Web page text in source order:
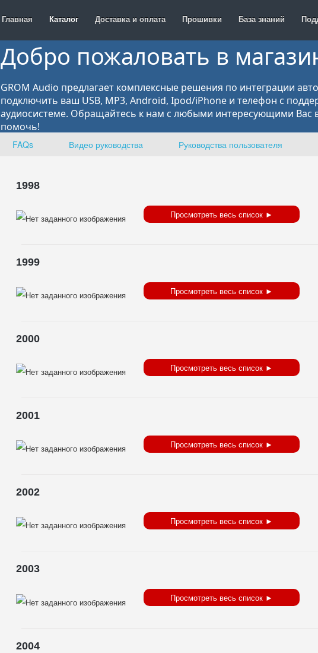
Главная Каталог Доставка и оплата Прошивки База знаний
Добро пожаловать в
GROM Audio предлагает комплексные решения по интеграции
подключить ваш USB, MP3, Android, Ipod/iPhone и телефон с
аудиосистеме. Обращайтесь к нам с любыми интересующими
помочь!
FAQs Видео руководства Руководства пользователя
1998
Просмотреть весь список ►
1999
Просмотреть весь список ►
2000
Просмотреть весь список ►
2001
Просмотреть весь список ►
2002
Просмотреть весь список ►
2003
Просмотреть весь список ►
2004